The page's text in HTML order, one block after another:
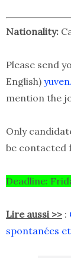
Nationality:
Please send
English)
mention the
Only
be contacted
Deadline:
Lire aussi >> :
spontanées